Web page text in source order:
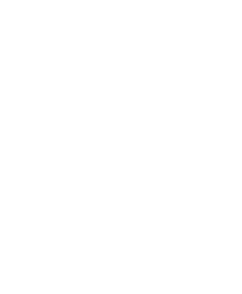
vérification des
du budget. En Île-de-
travail dicte souvent
local connaît les
émissions,
entretien).
des kilomètres.
administratives et